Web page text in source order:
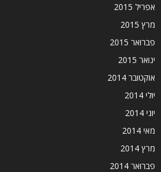
אפריל 2015
מרץ 2015
פברואר 2015
ינואר 2015
אוקטובר 2014
יולי 2014
יוני 2014
מאי 2014
מרץ 2014
פברואר 2014